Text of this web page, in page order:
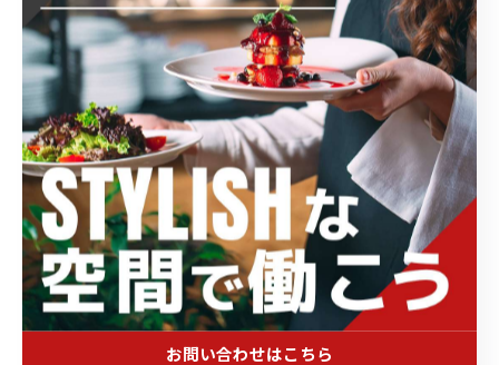
タグ TAGS
バイト 洋食 高松 未経験
ブランク 主婦 無資格 メリハリ
技術 転職 パート 昼間
個人店舗
お問い合わせはこちら